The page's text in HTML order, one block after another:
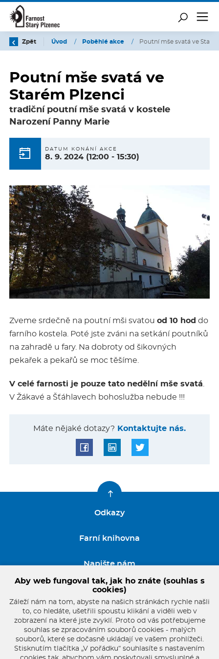
Zpět Úvod / Poběhlé akce / Poutní mše svatá ve
Poutní mše svatá ve
Starém Plzenci
tradiční poutní mše svatá v kostele
Narození Panny Marie
DATUM KONÁNÍ AKCE
8. 9. 2024 (12:00 - 15:30)
Zveme srdečně na poutní mši svatou od 10 hod do
farního kostela. Poté jste zváni na setkání poutníků
na zahradě u fary. Na dobroty od šikovných
pekařek a pekařů se moc těšíme.
V celé farnosti je pouze tato nedělní mše svatá
V Žákavé a Šťáhlavech bohoslužba nebude !!!
Máte nějaké dotazy? Kontaktujte nás.
Odkazy
Farní knihovna
Napište nám
GDPR
Aby web fungoval tak, jak ho znáte (souhlas s
cookies)
Záleží nám na tom, abyste na našich stránkách rychle našli
to, co hledáte, ušetřili spoustu klikání a viděli web v
zobrazení na které jste zvyklí. Proto od vás potřebujeme
souhlas se zpracováním souborů cookies - malých
souborů, které se dočasně ukládají ve vašem prohlížeči.
Stisknutím tlačítka „V pořádku“ souhlasíte s nastavením